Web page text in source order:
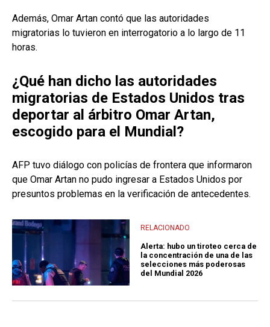
Además, Omar Artan contó que las autoridades
migratorias lo tuvieron en interrogatorio a lo largo de 11
horas.
¿Qué han dicho las autoridades
migratorias de Estados Unidos tras
deportar al árbitro Omar Artan,
escogido para el Mundial?
AFP tuvo diálogo con policías de frontera que informaron
que Omar Artan no pudo ingresar a Estados Unidos por
presuntos problemas en la verificación de antecedentes.
RELACIONADO
Alerta: hubo un tiroteo cerca de
la concentración de una de las
selecciones más poderosas
del Mundial 2026